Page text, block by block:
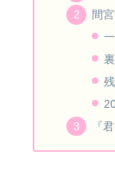
間
『